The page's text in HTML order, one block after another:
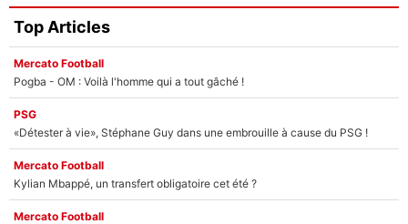
Top Articles
Mercato Football
Pogba - OM : Voilà l'homme qui a tout gâché !
PSG
«Détester à vie», Stéphane Guy dans une embrouille à cause du PSG !
Mercato Football
Kylian Mbappé, un transfert obligatoire cet été ?
Mercato Football